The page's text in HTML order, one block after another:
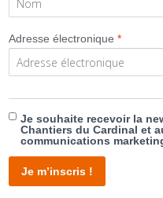
Adresse électronique*
Je souhaite recevoir la
Chantiers du Cardinal et
communications
Je m’inscris !